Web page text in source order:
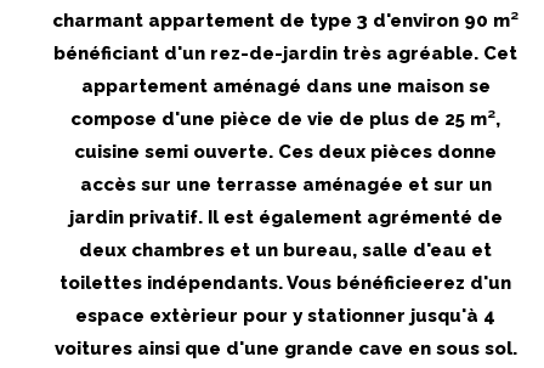
charmant appartement de type 3 d'environ 90 m²
bénéficiant d'un rez-de-jardin très agréable. Cet
appartement aménagé dans une maison se
compose d'une pièce de vie de plus de 25 m²,
cuisine semi ouverte. Ces deux pièces donne
accès sur une terrasse aménagée et sur un
jardin privatif. Il est également agrémenté de
deux chambres et un bureau, salle d'eau et
toilettes indépendants. Vous bénéficieerez d'un
espace extèrieur pour y stationner jusqu'à 4
voitures ainsi que d'une grande cave en sous sol.